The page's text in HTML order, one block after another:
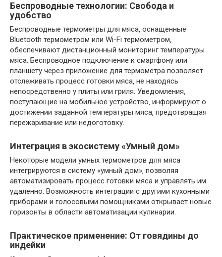
Беспроводные технологии: Свобода и
удобство
Беспроводные термометры для мяса‚ оснащенные
Bluetooth термометром или Wi-Fi термометром‚
обеспечивают дистанционный мониторинг температуры
мяса. Беспроводное подключение к смартфону или
планшету через приложение для термометра позволяет
отслеживать процесс готовки мяса‚ не находясь
непосредственно у плиты или гриля. Уведомления‚
поступающие на мобильное устройство‚ информируют о
достижении заданной температуры мяса‚ предотвращая
пережаривание или недоготовку.
Интеграция в экосистему «Умный дом»
Некоторые модели умных термометров для мяса
интегрируются в систему «умный дом»‚ позволяя
автоматизировать процесс готовки мяса и управлять им
удаленно. Возможность интеграции с другими кухонными
приборами и голосовыми помощниками открывает новые
горизонты в области автоматизации кулинарии.
Практическое применение: От говядины до
индейки